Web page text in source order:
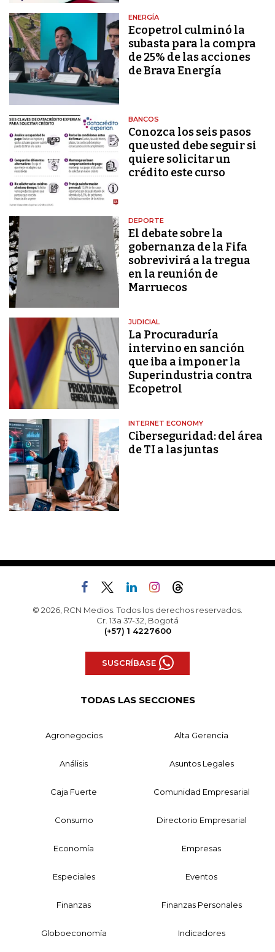
ENERGÍA
Ecopetrol culminó la
subasta para la compra
de 25% de las acciones
de Brava Energía
BANCOS
Conozca los seis pasos
que usted debe seguir si
quiere solicitar un
crédito este curso
DEPORTE
El debate sobre la
gobernanza de la Fifa
sobrevivirá a la tregua
en la reunión de
Marruecos
JUDICIAL
La Procuraduría
intervino en sanción
que iba a imponer la
Superindustria contra
Ecopetrol
INTERNET ECONOMY
Ciberseguridad: del área
de TI a las juntas
© 2026, RCN Medios. Todos los derechos reservados.
Cr. 13a 37-32, Bogotá
(+57) 1 4227600
SUSCRÍBASE
TODAS LAS SECCIONES
Agronegocios Alta Gerencia
Análisis Asuntos Legales
Caja Fuerte Comunidad Empresarial
Consumo Directorio Empresarial
Economía Empresas
Especiales Eventos
Finanzas Finanzas Personales
Globoeconomía Indicadores